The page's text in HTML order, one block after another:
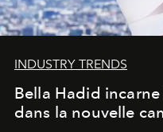
INDUSTRY TRENDS
Bella Hadid incarne
dans la nouvelle